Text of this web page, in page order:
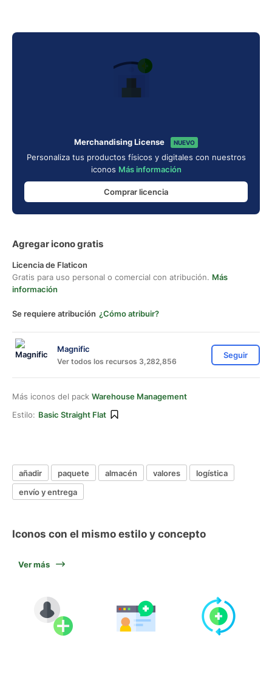
Merchandising License NUEVO
Personaliza tus productos físicos y digitales con nuestros
iconos Más información
Comprar licencia
Agregar icono gratis
Licencia de Flaticon
Gratis para uso personal o comercial con atribución. Más
información
Se requiere atribución ¿Cómo atribuir?
Magnific
Ver todos los recursos 3,282,856
Seguir
Más iconos del pack Warehouse Management
Estilo: Basic Straight Flat
añadir paquete almacén valores
logística
envío y entrega
Iconos con el mismo estilo y concepto
Ver más